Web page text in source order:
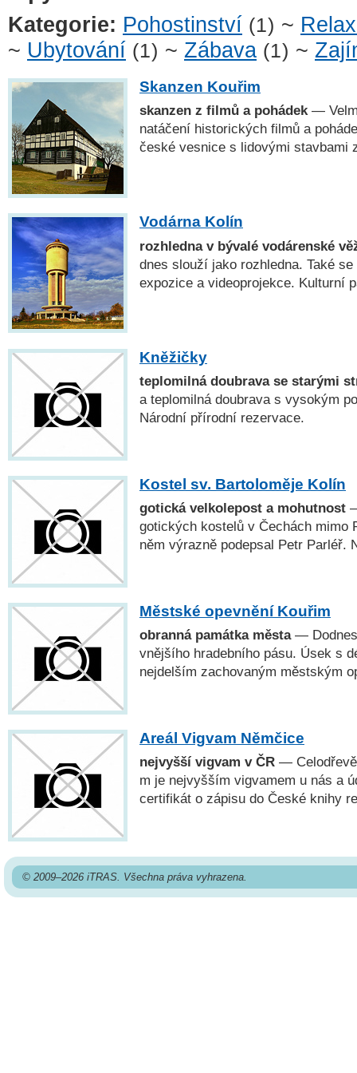
Kategorie: Pohostinství (1) ~
~ Ubytování (1) ~ Zábava (1) ~
Skanzen Kouřim
skanzen z filmů a pohádek —
natáčení historických filmů a
české vesnice s lidovými stavbami
Vodárna Kolín
rozhledna v bývalé vodárenské
dnes slouží jako rozhledna. Také
expozice a videoprojekce. Kulturní
Kněžičky
teplomilná doubrava se starými
a teplomilná doubrava s vysokým
Národní přírodní rezervace.
Kostel sv. Bartoloměje Kolín
gotická velkolepost a mohutnost
gotických kostelů v Čechách mimo
něm výrazně podepsal Petr Parléř.
Městské opevnění Kouřim
obranná památka města— Dodnes
vnějšího hradebního pásu. Úsek s
nejdelším zachovaným městským
Areál Vigvam Němčice
nejvyšší vigvam v ČR —
m je nejvyšším vigvamem u nás a
certifikát o zápisu do České knihy
© 2009–2026 iTRAS. Všechna práva vyhrazena.